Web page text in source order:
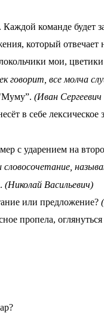
команде будет
который отвечает
мои,
говорит, все молча
(Иван Сергеевич
в себе лексическое
с ударением на
словосочетание,
(Николай Васильевич)
или предложение?
пропела, оглянуться